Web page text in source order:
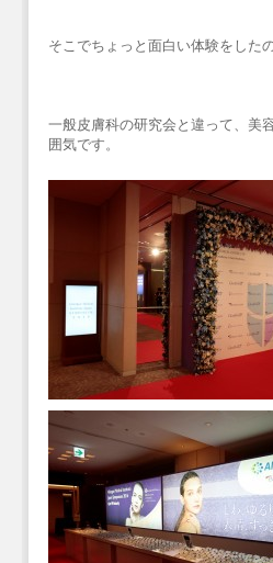
そこでちょっと面白い体験をした
一般皮膚科の研究会と違って、美
囲気です。